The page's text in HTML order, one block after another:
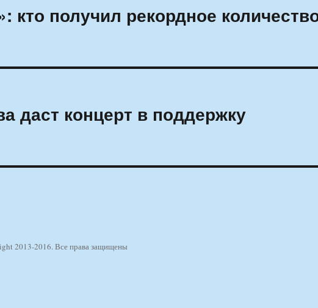
кто получил рекордное
даст концерт в поддержку
2013-2016. Все права защищены